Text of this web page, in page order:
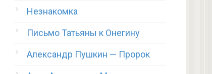
Незнакомка
Письмо Татьяны к Онегину
Александр Пушкин — Пророк